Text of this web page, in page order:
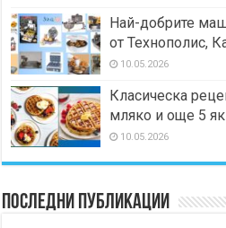
Най-добрите
от Технополис,
10.05.2026
Класическа
мляко и още 5
10.05.2026
Последни публикации